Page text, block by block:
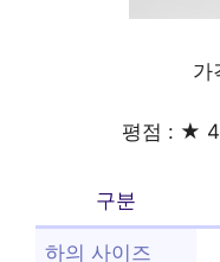
가
평점 : ★
구분
하의 사이즈